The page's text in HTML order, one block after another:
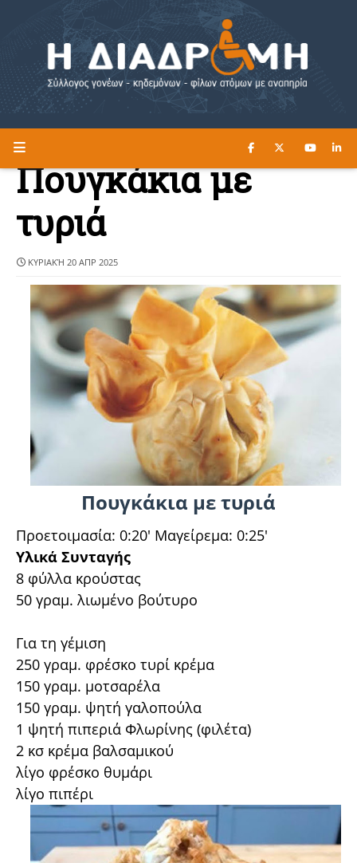
Η ΔΙΑΔΡΟΜΗ ΔΙΑΒΑΣΤΕ ΕΔΩ ►
Πουγκάκια με
τυριά
ΚΥΡΙΑΚΉ 20 ΑΠΡ 2025
Πουγκάκια με τυριά
Προετοιμασία: 0:20' Μαγείρεμα: 0:25'
Υλικά Συνταγής
8 φύλλα κρούστας
50 γραµ. λιωμένο βούτυρο
Για τη γέμιση
250 γραµ. φρέσκο τυρί κρέμα
150 γραµ. μοτσαρέλα
150 γραµ. ψητή γαλοπούλα
1 ψητή πιπεριά Φλωρίνης (φιλέτα)
2 κσ κρέμα βαλσαμικού
λίγο φρέσκο θυμάρι
λίγο πιπέρι